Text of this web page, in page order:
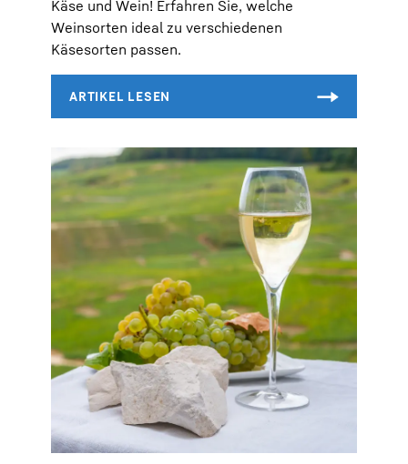
Käse und Wein! Erfahren Sie, welche
Weinsorten ideal zu verschiedenen
Käsesorten passen.